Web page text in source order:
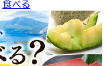
食べる